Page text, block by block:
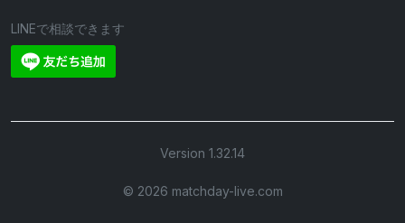
LINEで相談できます
Version 1.32.14
©︎ 2026 matchday-live.com